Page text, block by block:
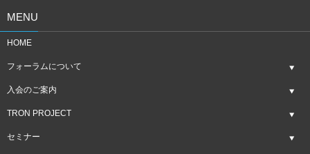
MENU
HOME
フォーラムについて
入会のご案内
TRON PROJECT
セミナー